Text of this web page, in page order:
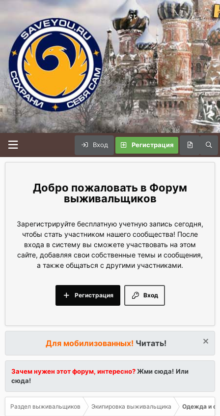
Вход Регистрация
Форум
выживальщиков
Зарегистрируйте бесплатную учетную запись сегодня,
чтобы стать участником нашего сообщества! После
входа в систему вы сможете участвовать на этом
сайте, добавляя свои собственные темы и сообщения,
а также общаться с другими участниками.
Вход
Регистрация
Для мобилизованных! Читать!
Зачем нужен этот форум, интересно?Жми сюда! Или
сюда!
Раздел выживальщиков Экипировка выживальщика Одежда и